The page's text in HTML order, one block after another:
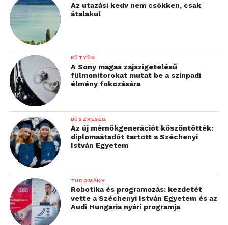
Az utazási kedv nem csökken, csak
átalakul
KÜTYÜK
A Sony magas zajszigetelésű
fülmonitorokat mutat be a színpadi
élmény fokozására
BÜSZKESÉG
Az új mérnökgenerációt köszöntötték:
diplomaátadót tartott a Széchenyi
István Egyetem
TUDOMÁNY
Robotika és programozás: kezdetét
vette a Széchenyi István Egyetem és az
Audi Hungaria nyári programja